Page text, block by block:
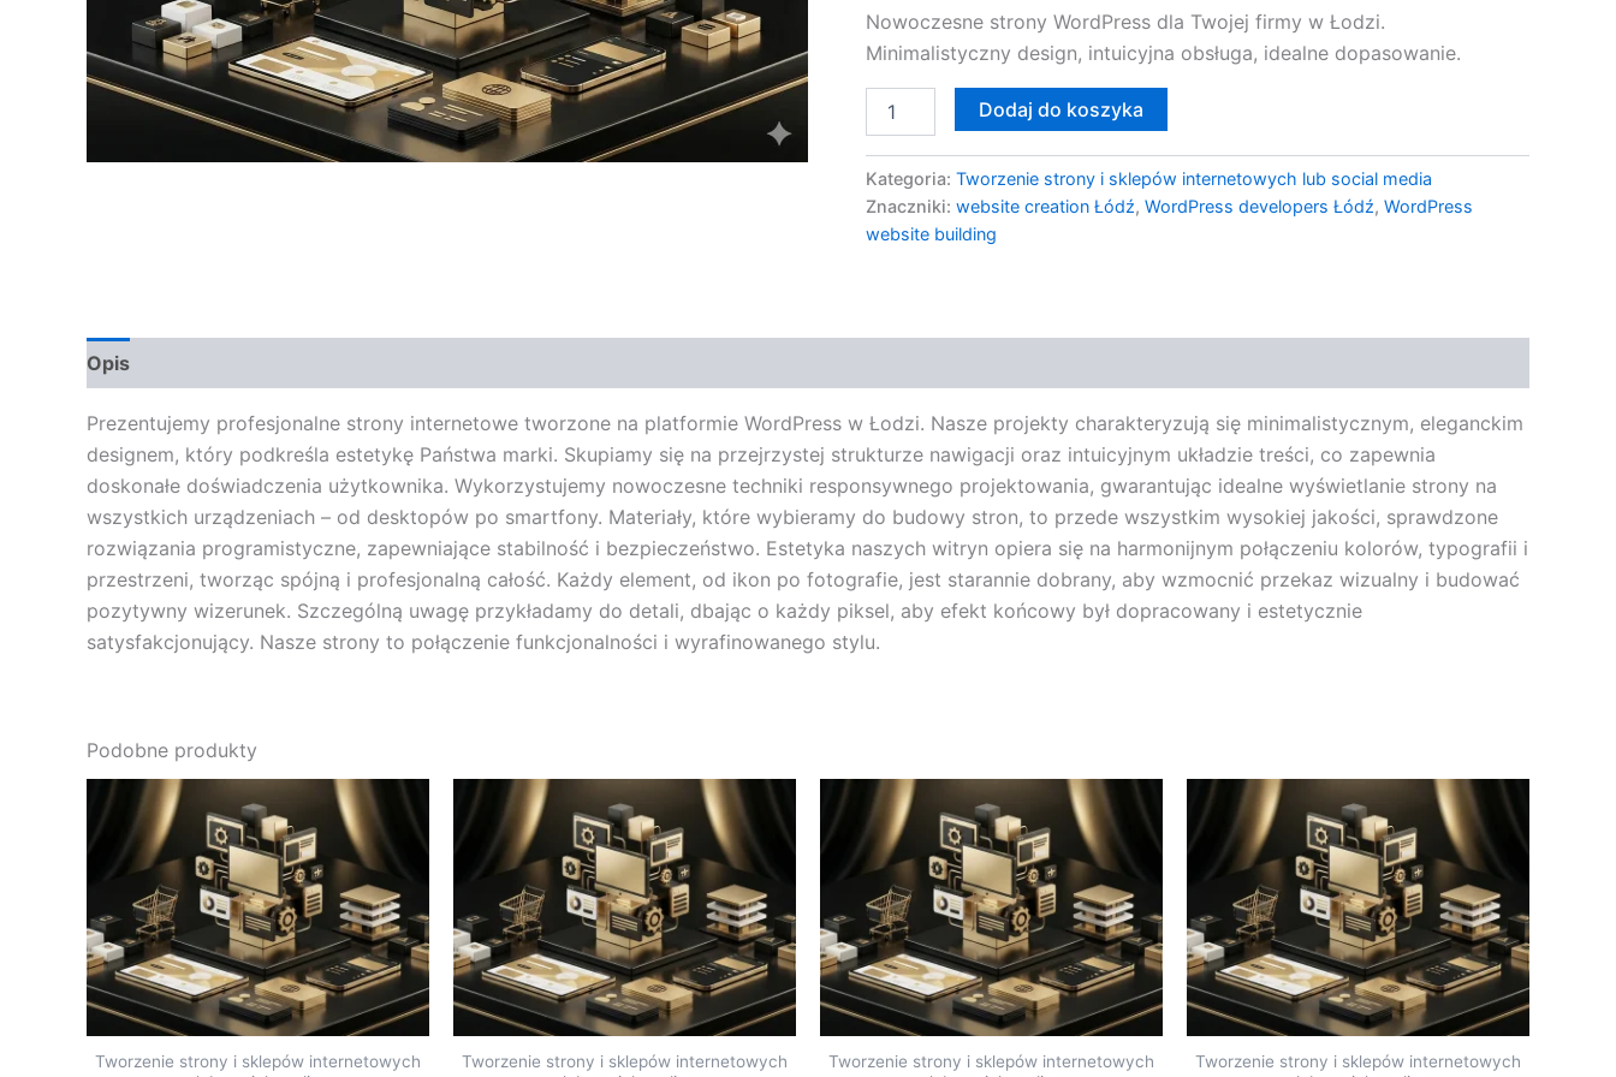
Nowoczesne strony WordPress dla Twojej firmy w Łodzi.
Minimalistyczny design, intuicyjna obsługa, idealne dopasowanie.
Dodaj do koszyka
Kategoria: Tworzenie strony i sklepów internetowych lub social media
Znaczniki: website creation Łódź, WordPress developers Łódź, WordPress
website building
Opis
Prezentujemy profesjonalne strony internetowe tworzone na platformie WordPress w Łodzi. Nasze projekty charakteryzują się minimalistycznym, eleganckim
designem, który podkreśla estetykę Państwa marki. Skupiamy się na przejrzystej strukturze nawigacji oraz intuicyjnym układzie treści, co zapewnia
doskonałe doświadczenia użytkownika. Wykorzystujemy nowoczesne techniki responsywnego projektowania, gwarantując idealne wyświetlanie strony na
wszystkich urządzeniach – od desktopów po smartfony. Materiały, które wybieramy do budowy stron, to przede wszystkim wysokiej jakości, sprawdzone
rozwiązania programistyczne, zapewniające stabilność i bezpieczeństwo. Estetyka naszych witryn opiera się na harmonijnym połączeniu kolorów, typografii i
przestrzeni, tworząc spójną i profesjonalną całość. Każdy element, od ikon po fotografie, jest starannie dobrany, aby wzmocnić przekaz wizualny i budować
pozytywny wizerunek. Szczególną uwagę przykładamy do detali, dbając o każdy piksel, aby efekt końcowy był dopracowany i estetycznie
satysfakcjonujący. Nasze strony to połączenie funkcjonalności i wyrafinowanego stylu.
Podobne produkty
Tworzenie strony i sklepów internetowych
Tworzenie strony i sklepów internetowych
Tworzenie strony i sklepów internetowych
Tworzenie strony i sklepów internetowych